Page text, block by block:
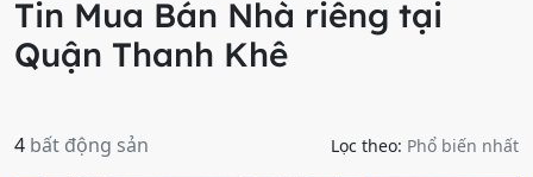
Tin Mua Bán Nhà riêng tại
Quận Thanh Khê
4 bất động sản Lọc theo: Phổ biến nhất